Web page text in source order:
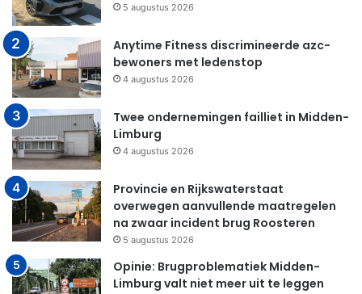
5 augustus 2026
Anytime Fitness discrimineerde azc-
bewoners met ledenstop
4 augustus 2026
Twee ondernemingen failliet in Midden-
Limburg
4 augustus 2026
Provincie en Rijkswaterstaat
overwegen aanvullende maatregelen
na zwaar incident brug Roosteren
5 augustus 2026
Opinie: Brugproblematiek Midden-
Limburg valt niet meer uit te leggen